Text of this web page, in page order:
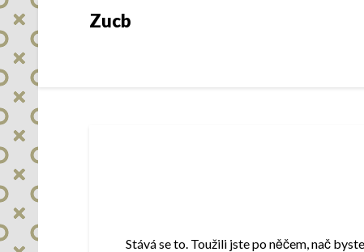
Skip
to
content
Zucb
Stává se to. Toužili jste po něčem, nač